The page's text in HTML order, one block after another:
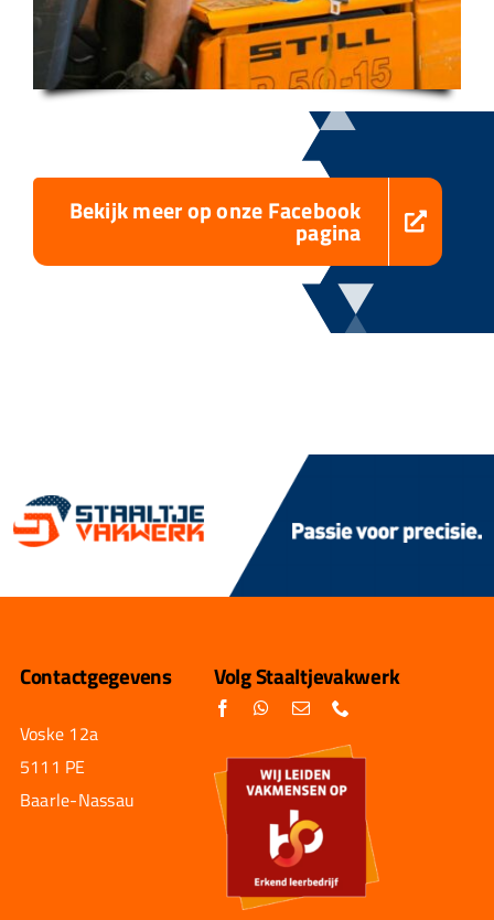
Bekijk meer op onze Facebook
pagina
Contactgegevens
Voske 12a
5111 PE
Baarle-Nassau
Volg Staaltjevakwerk